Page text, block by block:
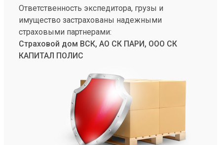
Ответственность экспедитора, грузы и
имущество застрахованы надежными
страховыми партнерами:
Страховой дом ВСК, АО СК ПАРИ, ООО СК
КАПИТАЛ ПОЛИС